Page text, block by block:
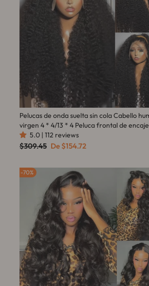
Pelucas de onda suelta sin cola Cabello
virgen 4 * 4/13 * 4 Peluca frontal de
transparente Línea de cabello
Amanda Hair
5.0 | 112 reviews
Precio
$309.45 Precio
De $154.72
70%